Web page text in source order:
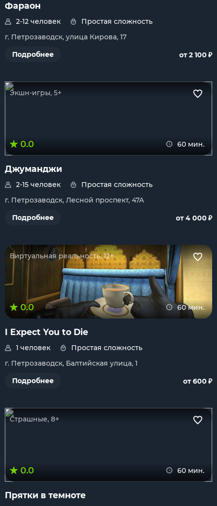
Фараон
2-12 человек
Простая сложность
г. Петрозаводск, улица Кирова, 17
Подробнее
от 2 100 ₽
Экшн-игры, 5+
0.0 60 мин.
Джуманджи
2-15 человек
Простая сложность
г. Петрозаводск, Лесной проспект, 47А
Подробнее
от 4 000 ₽
Виртуальная реальность, 12+
0.0 60 мин.
I Expect You to Die
1 человек
Простая сложность
г. Петрозаводск, Балтийская улица, 1
Подробнее
от 600 ₽
Страшные, 8+
0.0 60 мин.
Прятки в темноте